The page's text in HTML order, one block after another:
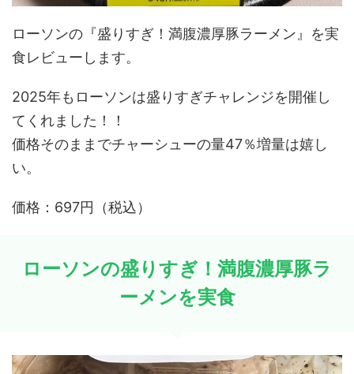
ローソンの『盛りすぎ！満腹濃厚豚ラーメン』を実
食レビューします。
2025年もローソンは盛りすぎチャレンジを開催し
てくれました！！
価格そのままでチャーシューの量47％増量は嬉し
い。
価格：697円（税込）
ローソンの盛りすぎ！満腹濃厚豚ラ
ーメンを実食